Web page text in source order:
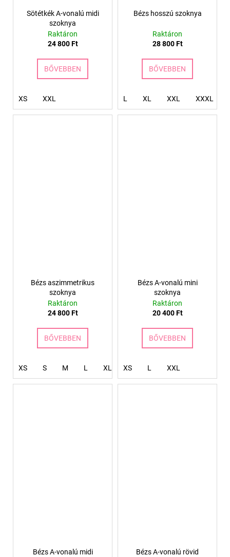
Sötétkék A-vonalú midi
szoknya
Raktáron
24 800 Ft
BŐVEBBEN
XS XXL
Bézs hosszú szoknya
Raktáron
28 800 Ft
BŐVEBBEN
L XL XXL XXXL
Bézs aszimmetrikus
szoknya
Raktáron
24 800 Ft
BŐVEBBEN
XS S M L XL XXL XXXL
Bézs A-vonalú mini
szoknya
Raktáron
20 400 Ft
BŐVEBBEN
XS L XXL
Bézs A-vonalú midi
Bézs A-vonalú rövid